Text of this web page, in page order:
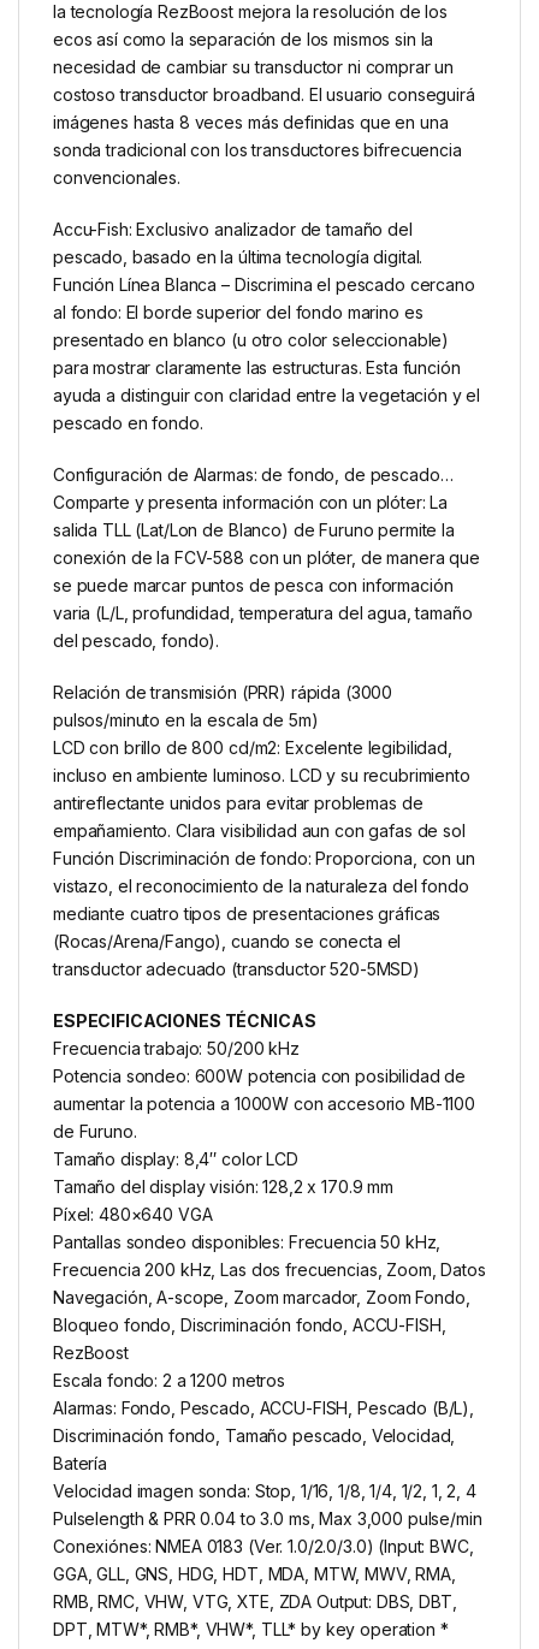
la tecnología RezBoost mejora la resolución de los
ecos así como la separación de los mismos sin la
necesidad de cambiar su transductor ni comprar un
costoso transductor broadband. El usuario conseguirá
imágenes hasta 8 veces más definidas que en una
sonda tradicional con los transductores bifrecuencia
convencionales.
Accu-Fish: Exclusivo analizador de tamaño del
pescado, basado en la última tecnología digital.
Función Línea Blanca – Discrimina el pescado cercano
al fondo: El borde superior del fondo marino es
presentado en blanco (u otro color seleccionable)
para mostrar claramente las estructuras. Esta función
ayuda a distinguir con claridad entre la vegetación y el
pescado en fondo.
Configuración de Alarmas: de fondo, de pescado…
Comparte y presenta información con un plóter: La
salida TLL (Lat/Lon de Blanco) de Furuno permite la
conexión de la FCV-588 con un plóter, de manera que
se puede marcar puntos de pesca con información
varia (L/L, profundidad, temperatura del agua, tamaño
del pescado, fondo).
Relación de transmisión (PRR) rápida (3000
pulsos/minuto en la escala de 5m)
LCD con brillo de 800 cd/m2: Excelente legibilidad,
incluso en ambiente luminoso. LCD y su recubrimiento
antireflectante unidos para evitar problemas de
empañamiento. Clara visibilidad aun con gafas de sol
Función Discriminación de fondo: Proporciona, con un
vistazo, el reconocimiento de la naturaleza del fondo
mediante cuatro tipos de presentaciones gráficas
(Rocas/Arena/Fango), cuando se conecta el
transductor adecuado (transductor 520-5MSD)
ESPECIFICACIONES TÉCNICAS
Frecuencia trabajo: 50/200 kHz
Potencia sondeo: 600W potencia con posibilidad de
aumentar la potencia a 1000W con accesorio MB-1100
de Furuno.
Tamaño display: 8,4″ color LCD
Tamaño del display visión: 128,2 x 170.9 mm
Píxel: 480×640 VGA
Pantallas sondeo disponibles: Frecuencia 50 kHz,
Frecuencia 200 kHz, Las dos frecuencias, Zoom, Datos
Navegación, A-scope, Zoom marcador, Zoom Fondo,
Bloqueo fondo, Discriminación fondo, ACCU-FISH,
RezBoost
Escala fondo: 2 a 1200 metros
Alarmas: Fondo, Pescado, ACCU-FISH, Pescado (B/L),
Discriminación fondo, Tamaño pescado, Velocidad,
Batería
Velocidad imagen sonda: Stop, 1/16, 1/8, 1/4, 1/2, 1, 2, 4
Pulselength & PRR 0.04 to 3.0 ms, Max 3,000 pulse/min
Conexiónes: NMEA 0183 (Ver. 1.0/2.0/3.0) (Input: BWC,
GGA, GLL, GNS, HDG, HDT, MDA, MTW, MWV, RMA,
RMB, RMC, VHW, VTG, XTE, ZDA Output: DBS, DBT,
DPT, MTW*, RMB*, VHW*, TLL* by key operation *